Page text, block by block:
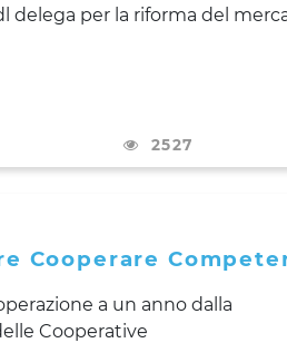
delega per la riforma del
2527
Cooperare
a un anno dalla
Cooperative